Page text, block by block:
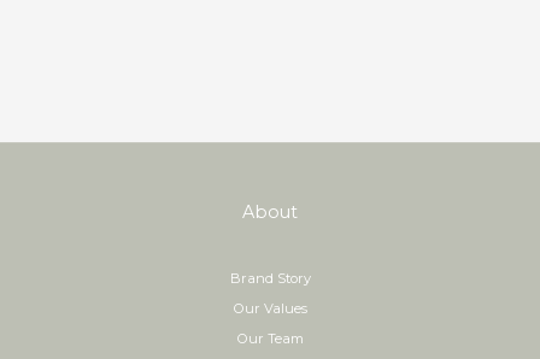
About
Brand Story
Our Values
Our Team